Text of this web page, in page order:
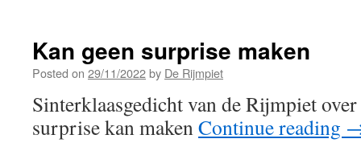
Kan geen surprise maken
Posted on 29/11/2022by De Rijmpiet
Sinterklaasgedicht van de Rijmpiet
surprise kan makenContinue reading